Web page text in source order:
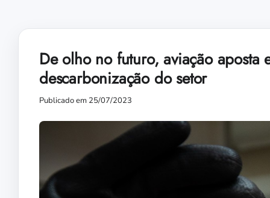
De olho no futuro, aviação aposta
descarbonização do setor
Publicado em 25/07/2023